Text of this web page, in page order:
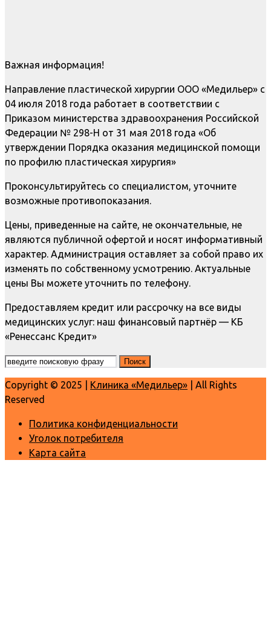
Важная информация!
Направление пластической хирургии ООО «Медильер» с
04 июля 2018 года работает в соответствии с
Приказом министерства здравоохранения Российской
Федерации № 298-Н от 31 мая 2018 года «Об
утверждении Порядка оказания медицинской помощи
по профилю пластическая хирургия»
Проконсультируйтесь со специалистом, уточните
возможные противопоказания.
Цены, приведенные на сайте, не окончательные, не
являются публичной офертой и носят информативный
характер. Администрация оставляет за собой право их
изменять по собственному усмотрению. Актуальные
цены Вы можете уточнить по телефону.
Предоставляем кредит или рассрочку на все виды
медицинских услуг: наш финансовый партнёр — КБ
«Ренессанс Кредит»
Copyright © 2025 | Клиника «Медильер» | All Rights
Reserved
Политика конфиденциальности
Уголок потребителя
Карта сайта